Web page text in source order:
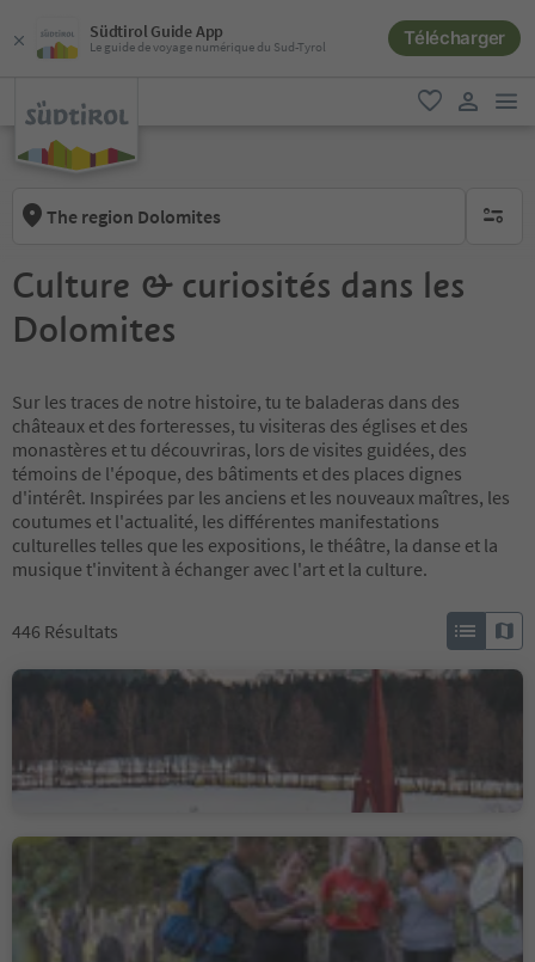
Südtirol Guide App
Le guide de voyage numérique du Sud-Tyrol Télécharger
favori
The region Dolomites aucun
Culture & curiosités dans les
Dolomites
Sur les traces de notre histoire, tu te baladeras dans des
châteaux et des forteresses, tu visiteras des églises et des
monastères et tu découvriras, lors de visites guidées, des
témoins de l'époque, des bâtiments et des places dignes
d'intérêt. Inspirées par les anciens et les nouveaux maîtres, les
coutumes et l'actualité, les différentes manifestations
culturelles telles que les expositions, le théâtre, la danse et la
musique t'invitent à échanger avec l'art et la culture.
446 Résultats
Parish Church St. Martin
Experience trail
"BeeForest"
Collepietra/Steinegg, Karneid/Cornedo all'Isarco, Dolomites Region Eggental